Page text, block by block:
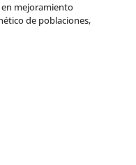
mejoramiento
de poblaciones,